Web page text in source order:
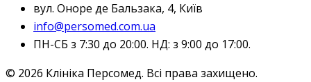
вул. Оноре де Бальзака, 4, Київ
info@persomed.com.ua
ПН-СБ з 7:30 до 20:00. НД: з 9:00 до 17:00.
© 2026 Клініка Персомед. Всі права захищено.